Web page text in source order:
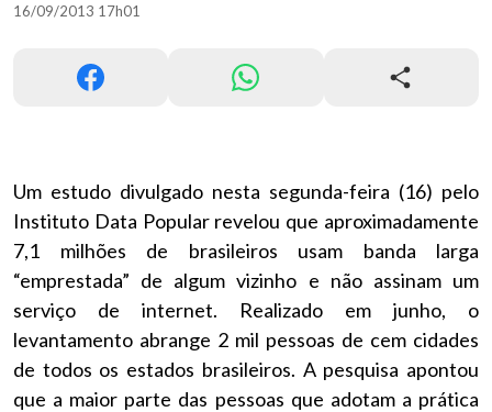
16/09/2013 17h01
Um estudo divulgado nesta segunda-feira (16) pelo
Instituto Data Popular revelou que aproximadamente
7,1 milhões de brasileiros usam banda larga
“emprestada” de algum vizinho e não assinam um
serviço de internet. Realizado em junho, o
levantamento abrange 2 mil pessoas de cem cidades
de todos os estados brasileiros. A pesquisa apontou
que a maior parte das pessoas que adotam a prática